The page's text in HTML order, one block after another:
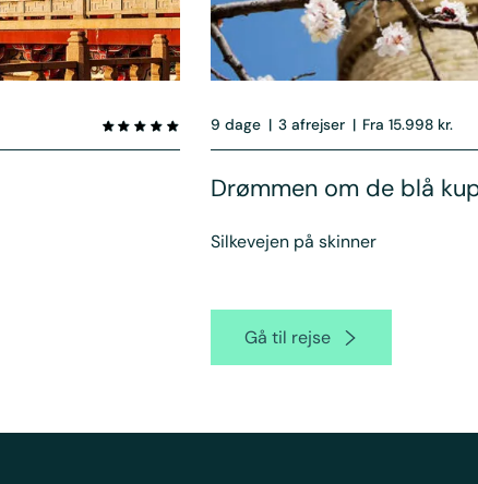
9 dage | 3 afrejser | Fra 15.998 kr.
Drømmen om de blå
Silkevejen på skinner
Gå til rejse